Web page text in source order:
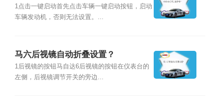
1点击一键启动首先点击车辆一键启动按钮，启动
车辆发动机，否则无法设置。...
马六后视镜自动折叠设置？
1后视镜的按钮马自达6后视镜的按钮在仪表台的
左侧，后视镜调节开关的旁边...